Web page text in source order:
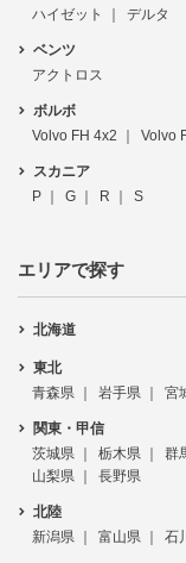
ハイゼット
デルタ
ベンツ
アクトロス
ボルボ
Volvo FH 4x2
Volvo
スカニア
P
G R S
エリアで探す
北海道
東北
青森県
岩手県 宮
関東・甲信
茨城県
栃木県 群
山梨県
長野県
北陸
新潟県
富山県 石